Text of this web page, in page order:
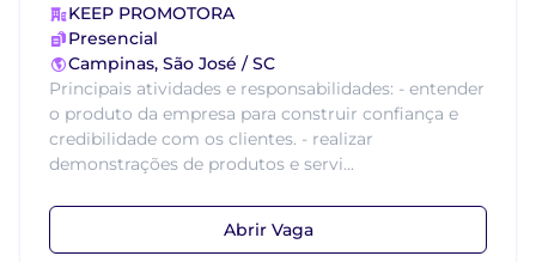
KEEP PROMOTORA
Presencial
Campinas, São José / SC
Principais atividades e responsabilidades: - entender
o produto da empresa para construir confiança e
credibilidade com os clientes. - realizar
demonstrações de produtos e servi...
Abrir Vaga